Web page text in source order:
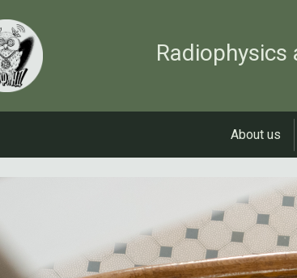
About us